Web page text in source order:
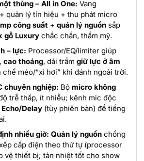
thùng – All in One: Vang
quản lý tín hiệu + thu phát micro
công suất+ quản lý nguồnsắp
gỗ Luxurychắc chắn, thẩm mỹ.
– lực: Processor/EQ/limiter giúp
cao thoáng, dải trầm giữ lực ở âm
chế méo/“xì hơi” khi đánh ngoài trời.
chuyên nghiệp: Bộ micro không
trễ thấp, ít nhiễu; kênh mic độc
Echo/Delay(tùy phiên bản) để tiếng
nhiều giờ: Quản lý nguồnchống
cấp điện theo thứ tự (processor
vệ thiết bị; tản nhiệt tốt cho show